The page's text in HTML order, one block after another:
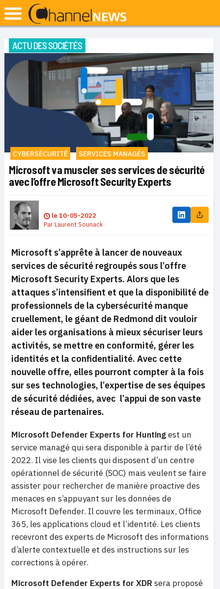
ACTU DES SOCIÉTÉS
CYBERSÉCURITÉ SERVICES MANAGÉS
Microsoft va muscler ses services de sécurité
avec l’offre Microsoft Security Experts
le10-05-2022
ParLaurent Sounack
Microsoft s’apprête à lancer de nouveaux
services de sécurité regroupés sous l’offre
Microsoft Security Experts. Alors que les
attaques s’intensifient et que la disponibilité de
professionnels de la cybersécurité manque
cruellement, le géant de Redmond dit vouloir
aider les organisations à mieux sécuriser leurs
activités, se mettre en conformité, gérer les
identités et la confidentialité. Avec cette
nouvelle offre, elles pourront compter à la fois
sur ses technologies, l’expertise de ses équipes
de sécurité dédiées, avec l’appui de son vaste
réseau de partenaires.
Microsoft Defender Experts for Huntingest un
service managé qui sera disponible à partir de l’été
2022. Il vise les clients qui disposent d’un centre
opérationnel de sécurité (SOC) mais veulent se faire
assister pour rechercher de manière proactive des
menaces en s’appuyant sur les données de
Microsoft Defender. Il couvre les terminaux, Office
365, les applications cloud et l’identité. Les clients
recevront des experts de Microsoft des informations
d’alerte contextuelle et des instructions sur les
corrections à opérer.
Microsoft Defender Experts for XDR sera proposé